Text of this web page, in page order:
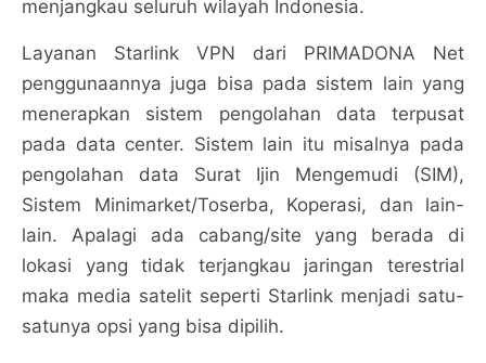
menjangkau seluruh wilayah Indonesia.
Layanan Starlink VPN dari PRIMADONA Net
penggunaannya juga bisa pada sistem lain yang
menerapkan sistem pengolahan data terpusat
pada data center. Sistem lain itu misalnya pada
pengolahan data Surat Ijin Mengemudi (SIM),
Sistem Minimarket/Toserba, Koperasi, dan lain-
lain. Apalagi ada cabang/site yang berada di
lokasi yang tidak terjangkau jaringan terestrial
maka media satelit seperti Starlink menjadi satu-
satunya opsi yang bisa dipilih.